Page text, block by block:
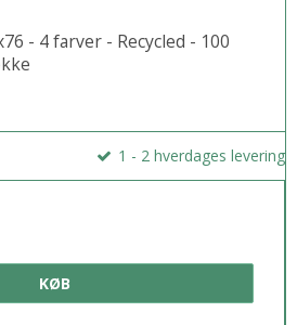
- 4 farver - Recycled - 100
1 - 2 hverdages levering
KØB